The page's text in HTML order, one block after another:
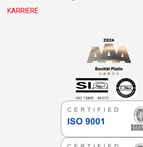
KARRIERE